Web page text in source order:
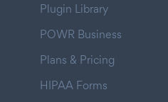
Plugin Library
POWR Business
Plans & Pricing
HIPAA Forms